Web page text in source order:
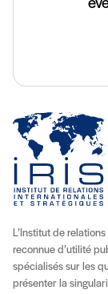
L’Institut de
reconnue d’utilité
spécialisés sur les
présenter la